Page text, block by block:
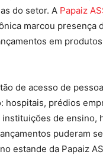
do setor. A Papaiz
marcou presença
em
de acesso de
hospitais, prédios
de ensino,
puderam
estande da Papaiz